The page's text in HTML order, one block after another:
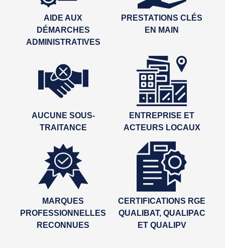
AIDE AUX
DÉMARCHES
ADMINISTRATIVES
PRESTATIONS CLÉS
EN MAIN
AUCUNE SOUS-
TRAITANCE
ENTREPRISE ET
ACTEURS LOCAUX
MARQUES
PROFESSIONNELLES
RECONNUES
CERTIFICATIONS RGE
QUALIBAT, QUALIPAC
ET QUALIPV